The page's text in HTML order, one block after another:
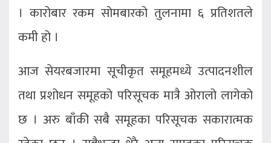
। कारोबार रकम सोमबारको तुलनामा ६ प्रतिशतले
कमी हो ।
आज सेयरबजारमा सूचीकृत समूहमध्ये उत्पादनशील
तथा प्रशोधन समूहको परिसूचक मात्रै ओरालो लागेको
छ । अरु बाँकी सबै समूहका परिसूचक सकारात्मक